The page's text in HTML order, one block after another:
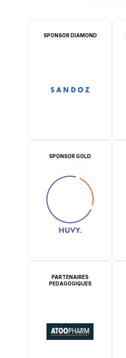
SPONSOR DIAMOND
SPONSOR GOLD
PARTENAIRES
PEDAGOGIQUES